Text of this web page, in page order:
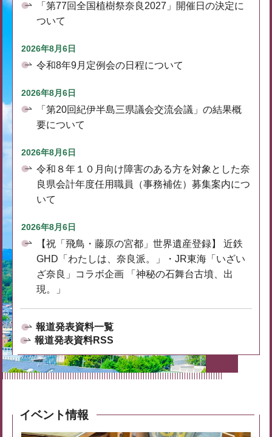
「第77回全国植樹祭奈良2027」開催日の決定に
ついて
2026年8月6日
令和8年9月定例会の日程について
2026年8月6日
「第20回紀伊半島三県議会交流会議」の結果概
要について
2026年8月6日
令和８年１０月向け障害のある方を対象とした奈
良県会計年度任用職員（事務補佐）募集案内につ
いて
2026年8月6日
【祝「飛鳥・藤原の宮都」世界遺産登録】 近鉄
GHD「わたしは、奈良派。」・JR東海「いざい
ざ奈良」コラボ企画 「神秘の石舞台古墳、出
現。」
報道発表資料一覧
報道発表資料RSS
イベント情報